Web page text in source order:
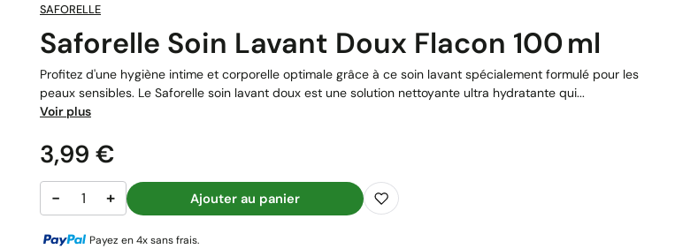
SAFORELLE
Saforelle Soin Lavant Doux Flacon 100 Ml
Profitez d'une hygiène intime et corporelle optimale grâce à ce soin lavant spécialement formulé pour les
peaux sensibles. Le Saforelle soin lavant doux est une solution nettoyante ultra hydratante qui...
Voir plus
Prix
3,99 €
− + Ajouter au panier
Payez en 4x sans frais.